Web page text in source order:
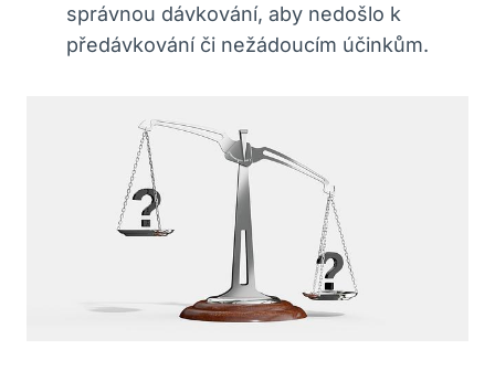
správnou dávkování, aby nedošlo k
předávkování či nežádoucím účinkům.